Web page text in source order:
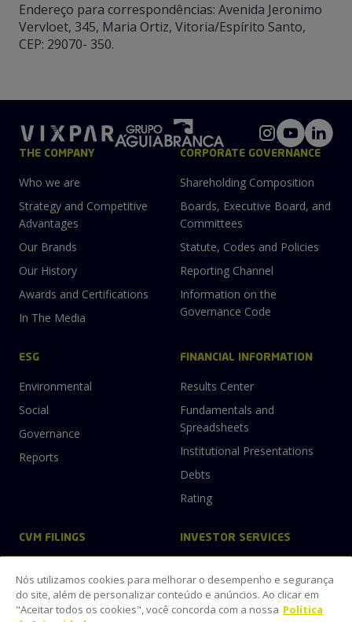
Endereço para correspondências: Avenida Jeronimo
Vervloet, 345, Maria Ortiz, Vitoria/Espírito Santo,
CEP: 29070- 350.
THE COMPANY
Who we are
Strategy and Competitive
Advantages
Our Brands
Our History
Awards and Certifications
In The Media
CORPORATE GOVERNANCE
Shareholding Composition
Boards, Executive Board, and
Committees
Statute, Codes and Policies
Reporting Channel
Information on the
Governance Code
ESG
Environmental
Social
Governance
Reports
FINANCIAL INFORMATION
Results Center
Fundamentals and
Spreadsheets
Institutional Presentations
Debts
Rating
CVM FILINGS
Announcements, and Notices
Reference Form
INVESTOR SERVICES
Contact IR
Download Center
Nós utilizamos cookies para melhorar o desempenho e segurança
do site, além de personalizar conteúdo e anúncios. Ao clicar em
"Aceitar todos os cookies", você concorda com a nossa Política